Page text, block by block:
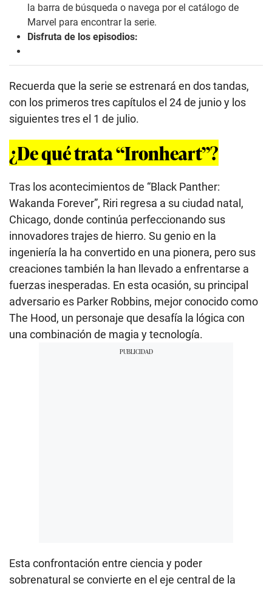
la barra de búsqueda o navega por el catálogo de
Marvel para encontrar la serie.
Disfruta de los episodios:
Recuerda que la serie se estrenará en dos tandas,
con los primeros tres capítulos el 24 de junio y los
siguientes tres el 1 de julio.
¿De qué trata “Ironheart”?
Tras los acontecimientos de “Black Panther:
Wakanda Forever”, Riri regresa a su ciudad natal,
Chicago, donde continúa perfeccionando sus
innovadores trajes de hierro. Su genio en la
ingeniería la ha convertido en una pionera, pero sus
creaciones también la han llevado a enfrentarse a
fuerzas inesperadas. En esta ocasión, su principal
adversario es Parker Robbins, mejor conocido como
The Hood, un personaje que desafía la lógica con
una combinación de magia y tecnología.
Esta confrontación entre ciencia y poder
sobrenatural se convierte en el eje central de la